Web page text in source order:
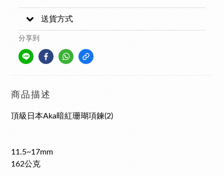
送貨方式
分享到
商品描述
頂級日本Aka暗紅珊瑚項鍊(2)
11.5~17mm
162公克